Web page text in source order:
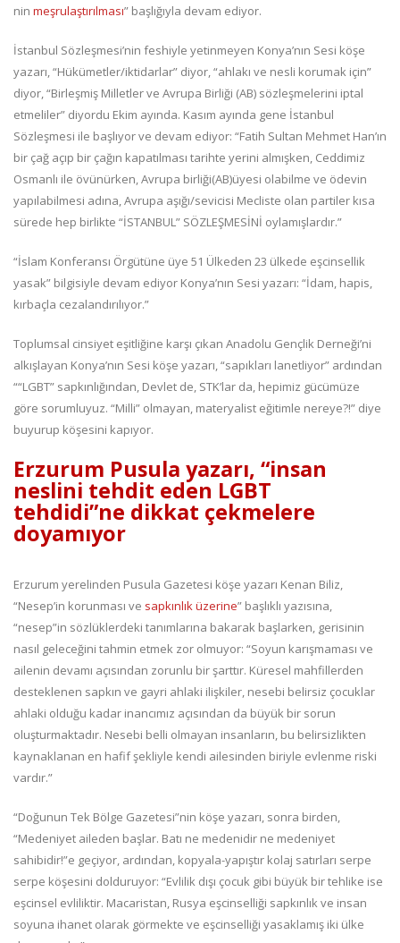
nin meşrulaştırılması” başlığıyla devam ediyor.
İstanbul Sözleşmesi’nin feshiyle yetinmeyen Konya’nın Sesi köşe
yazarı, “Hükümetler/iktidarlar” diyor, “ahlakı ve nesli korumak için”
diyor, “Birleşmiş Milletler ve Avrupa Birliği (AB) sözleşmelerini iptal
etmeliler” diyordu Ekim ayında. Kasım ayında gene İstanbul
Sözleşmesi ile başlıyor ve devam ediyor: “Fatih Sultan Mehmet Han’ın
bir çağ açıp bir çağın kapatılması tarihte yerini almışken, Ceddimiz
Osmanlı ile övünürken, Avrupa birliği(AB)üyesi olabilme ve ödevin
yapılabilmesi adına, Avrupa aşığı/sevicisi Mecliste olan partiler kısa
sürede hep birlikte “İSTANBUL” SÖZLEŞMESİNİ oylamışlardır.”
“İslam Konferansı Örgütüne üye 51 Ülkeden 23 ülkede eşcinsellik
yasak” bilgisiyle devam ediyor Konya’nın Sesi yazarı: “İdam, hapis,
kırbaçla cezalandırılıyor.”
Toplumsal cinsiyet eşitliğine karşı çıkan Anadolu Gençlik Derneği’ni
alkışlayan Konya’nın Sesi köşe yazarı, “sapıkları lanetliyor” ardından
““LGBT” sapkınlığından, Devlet de, STK’lar da, hepimiz gücümüze
göre sorumluyuz. “Milli” olmayan, materyalist eğitimle nereye?!” diye
buyurup köşesini kapıyor.
Erzurum Pusula yazarı, “insan
neslini tehdit eden LGBT
tehdidi”ne dikkat çekmelere
doyamıyor
Erzurum yerelinden Pusula Gazetesi köşe yazarı Kenan Biliz,
“Nesep’in korunması ve sapkınlık üzerine” başlıklı yazısına,
“nesep”in sözlüklerdeki tanımlarına bakarak başlarken, gerisinin
nasıl geleceğini tahmin etmek zor olmuyor: “Soyun karışmaması ve
ailenin devamı açısından zorunlu bir şarttır. Küresel mahfillerden
desteklenen sapkın ve gayri ahlaki ilişkiler, nesebi belirsiz çocuklar
ahlaki olduğu kadar inancımız açısından da büyük bir sorun
oluşturmaktadır. Nesebi belli olmayan insanların, bu belirsizlikten
kaynaklanan en hafif şekliyle kendi ailesinden biriyle evlenme riski
vardır.”
“Doğunun Tek Bölge Gazetesi”nin köşe yazarı, sonra birden,
“Medeniyet aileden başlar. Batı ne medenidir ne medeniyet
sahibidir!”e geçiyor, ardından, kopyala-yapıştır kolaj satırları serpe
serpe köşesini dolduruyor: “Evlilik dışı çocuk gibi büyük bir tehlike ise
eşcinsel evliliktir. Macaristan, Rusya eşcinselliği sapkınlık ve insan
soyuna ihanet olarak görmekte ve eşcinselliği yasaklamış iki ülke